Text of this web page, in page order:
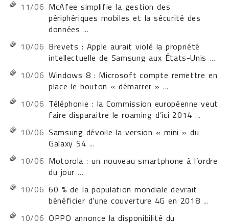
11/06 McAfee simplifie la gestion des
périphériques mobiles et la sécurité des
données ...
10/06 Brevets : Apple aurait violé la propriété
intellectuelle de Samsung aux États-Unis ...
10/06 Windows 8 : Microsoft compte remettre en
place le bouton « démarrer » ...
10/06 Téléphonie : la Commission européenne veut
faire disparaitre le roaming d’ici 2014 ...
10/06 Samsung dévoile la version « mini » du
Galaxy S4 ...
10/06 Motorola : un nouveau smartphone à l’ordre
du jour ...
10/06 60 % de la population mondiale devrait
bénéficier d'une couverture 4G en 2018 ...
10/06 OPPO annonce la disponibilité du